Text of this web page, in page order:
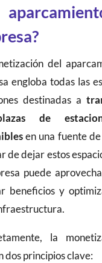
del
engloba todas las
destinadas a
de
en una fuente de
de dejar estos
puede
beneficios y
la
dos principios clave: